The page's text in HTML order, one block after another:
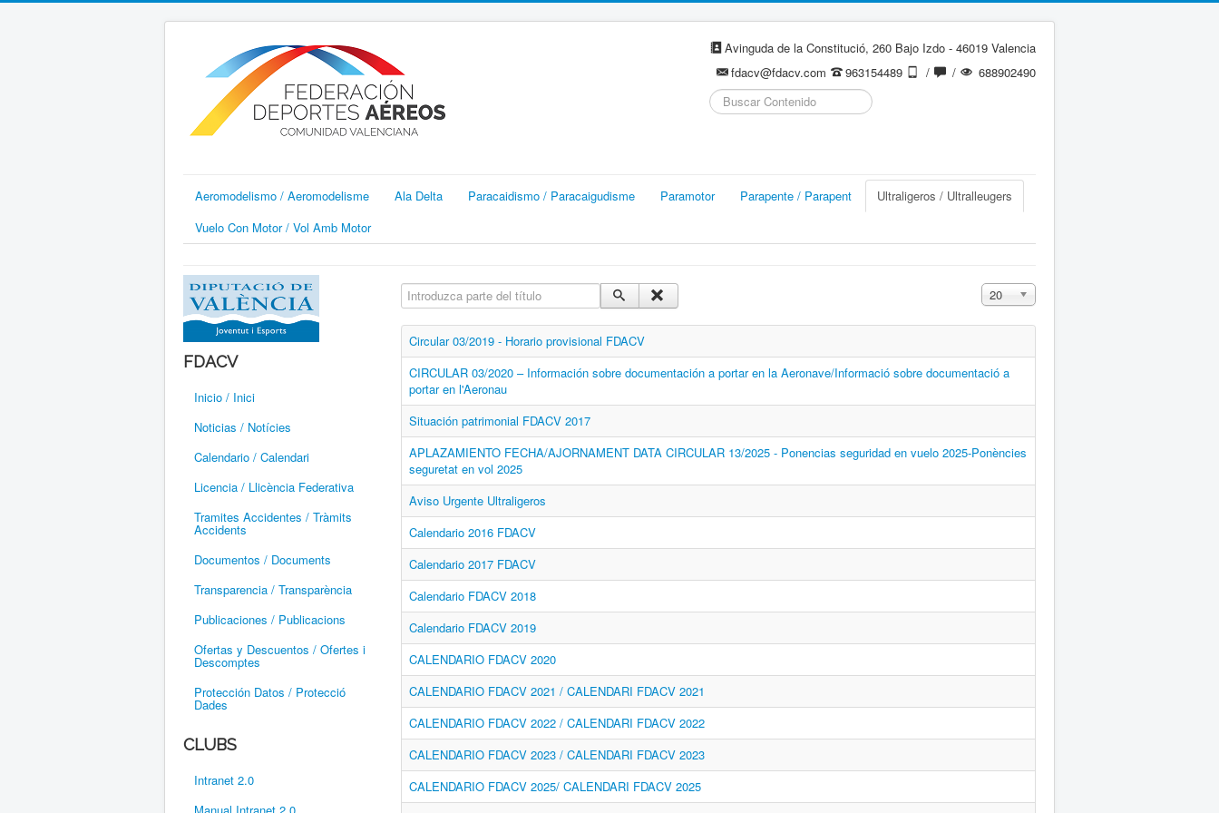
Avinguda de la Constitució, 260 Bajo Izdo - 46019 Valencia
fdacv@fdacv.com
963154489 / /
688902490
Buscar...
Aeromodelismo / Aeromodelisme Ala Delta Paracaidismo / Paracaigudisme Paramotor Parapente / Parapent
Ultraligeros / Ultralleugers
Vuelo Con Motor / Vol Amb Motor
FDACV
Inicio / Inici
Noticias / Notícies
Calendario / Calendari
Licencia / Llicència Federativa
Tramites Accidentes / Tràmits
Accidents
Documentos / Documents
Transparencia / Transparència
Publicaciones / Publicacions
Ofertas y Descuentos / Ofertes i
Descomptes
Protección Datos / Protecció
Dades
CLUBS
Intranet 2.0
Manual Intranet 2.0
Introduzca parte del título Cantidad a mostrar
20
Circular 03/2019 - Horario provisional FDACV
CIRCULAR 03/2020 – Información sobre documentación a portar en la Aeronave/Informació sobre documentació a
portar en l'Aeronau
Situación patrimonial FDACV 2017
APLAZAMIENTO FECHA/AJORNAMENT DATA CIRCULAR 13/2025 - Ponencias seguridad en vuelo 2025-Ponències
seguretat en vol 2025
Aviso Urgente Ultraligeros
Calendario 2016 FDACV
Calendario 2017 FDACV
Calendario FDACV 2018
Calendario FDACV 2019
CALENDARIO FDACV 2020
CALENDARIO FDACV 2021 / CALENDARI FDACV 2021
CALENDARIO FDACV 2022 / CALENDARI FDACV 2022
CALENDARIO FDACV 2023 / CALENDARI FDACV 2023
CALENDARIO FDACV 2025/ CALENDARI FDACV 2025